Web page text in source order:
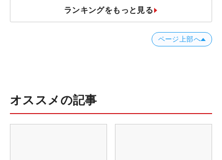
ランキングをもっと見る
ページ上部へ
オススメの記事